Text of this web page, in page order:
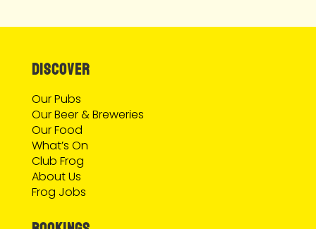
DISCOVER
Our Pubs
Our Beer & Breweries
Our Food
What’s On
Club Frog
About Us
Frog Jobs